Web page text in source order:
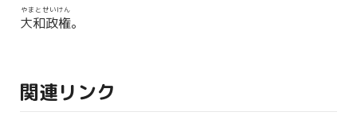
大和政権
やまとせいけん
。
関連リンク